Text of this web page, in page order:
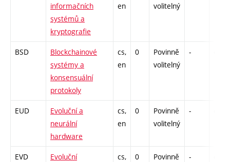
informačních
systémů a
kryptografie
en
volitelný
BSD
Blockchainové
systémy a
konsensuální
protokoly
cs,
en
0
Povinně
volitelný
-
EUD
Evoluční a
neurální
hardware
cs,
en
0
Povinně
volitelný
-
EVD
Evoluční
cs,
0
Povinně
-